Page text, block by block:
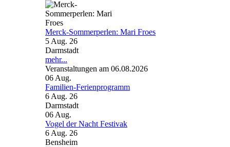
Merck-Sommerperlen: Mari Froes
5 Aug. 26
Darmstadt
mehr...
Veranstaltungen am 06.08.2026
06 Aug.
Familien-Ferienprogramm
6 Aug. 26
Darmstadt
06 Aug.
Vogel der Nacht Festivak
6 Aug. 26
Bensheim